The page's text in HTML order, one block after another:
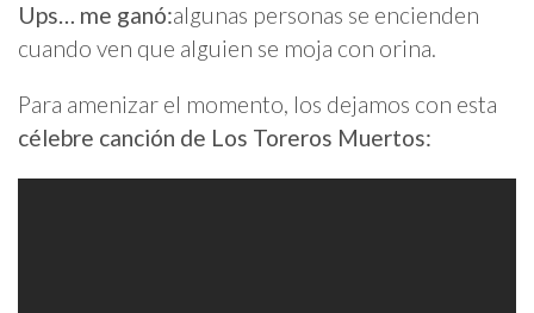
Ups… me ganó:algunas personas se encienden
cuando ven que alguien se moja con orina.
Para amenizar el momento, los dejamos con esta
célebre canción de Los Toreros Muertos: